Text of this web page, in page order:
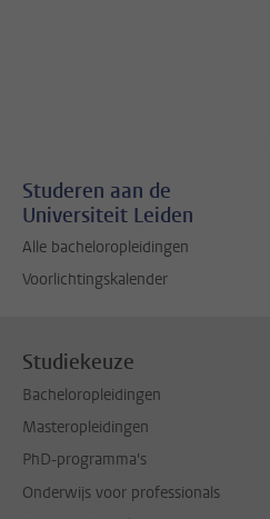
Studeren aan de
Universiteit Leiden
Alle bacheloropleidingen
Voorlichtingskalender
Studiekeuze
Bacheloropleidingen
Masteropleidingen
PhD-programma's
Onderwijs voor professionals